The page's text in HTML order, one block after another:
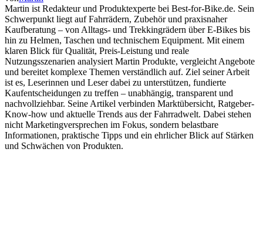
Martin ist Redakteur und Produktexperte bei Best-for-Bike.de. Sein
Schwerpunkt liegt auf Fahrrädern, Zubehör und praxisnaher
Kaufberatung – von Alltags- und Trekkingrädern über E-Bikes bis
hin zu Helmen, Taschen und technischem Equipment. Mit einem
klaren Blick für Qualität, Preis-Leistung und reale
Nutzungsszenarien analysiert Martin Produkte, vergleicht Angebote
und bereitet komplexe Themen verständlich auf. Ziel seiner Arbeit
ist es, Leserinnen und Leser dabei zu unterstützen, fundierte
Kaufentscheidungen zu treffen – unabhängig, transparent und
nachvollziehbar. Seine Artikel verbinden Marktübersicht, Ratgeber-
Know-how und aktuelle Trends aus der Fahrradwelt. Dabei stehen
nicht Marketingversprechen im Fokus, sondern belastbare
Informationen, praktische Tipps und ein ehrlicher Blick auf Stärken
und Schwächen von Produkten.